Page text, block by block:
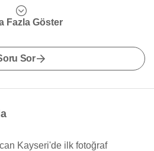
Fazla Göster
Sor
Kayseri'de ilk fotoğraf